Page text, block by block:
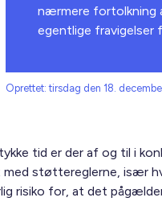
nærmere fortolkning
egentlige fravigelser
Oprettet: tirsdag den 18.
tid er der af og til i
støttereglerne, især
risiko for, at det